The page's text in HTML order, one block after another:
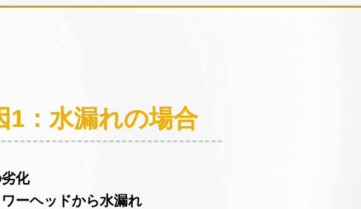
1：水漏れの場合
化
ーヘッドから水漏れ